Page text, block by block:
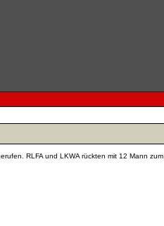
RLFA und LKWA rückten mit 12 Mann